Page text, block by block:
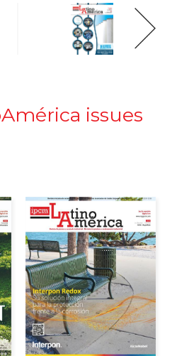
issues